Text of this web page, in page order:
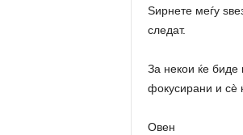
Ѕирнете меѓу
следат.
За некои ќе биде
фокусирани и сè
Овен